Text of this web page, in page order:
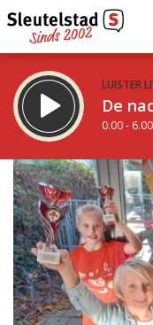
LUISTER
De
0.00 -
STRAKS:
De ochtend van
6.00 - 12.00 uur
Vorig uur
Inklappen